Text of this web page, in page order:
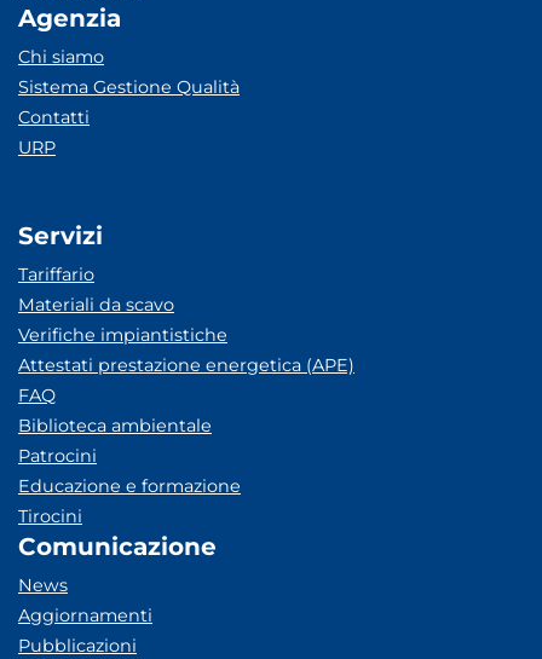
Agenzia
Chi siamo
Sistema Gestione Qualità
Contatti
URP
Servizi
Tariffario
Materiali da scavo
Verifiche impiantistiche
Attestati prestazione energetica (APE)
FAQ
Biblioteca ambientale
Patrocini
Educazione e formazione
Tirocini
Comunicazione
News
Aggiornamenti
Pubblicazioni